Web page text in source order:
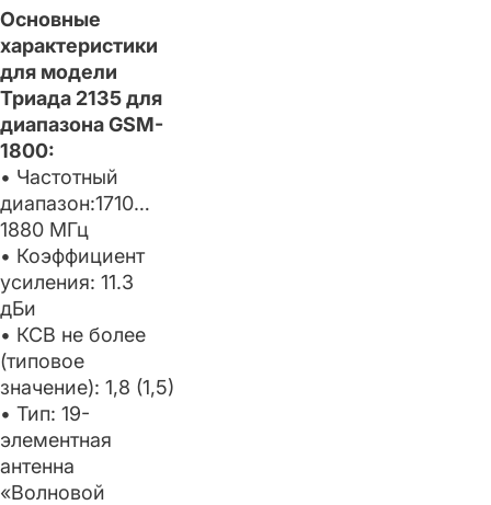
Основные
характеристики
для модели
Триада 2135 для
диапазона GSM-
1800:
• Частотный
диапазон:1710…
1880 МГц
• Коэффициент
усиления: 11.3
дБи
• КСВ не более
(типовое
значение): 1,8 (1,5)
• Тип: 19-
элементная
антенна
«Волновой